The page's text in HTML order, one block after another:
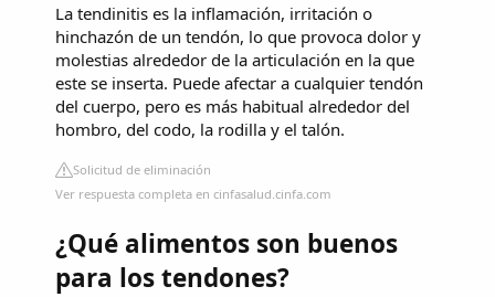
La tendinitis es la inflamación, irritación o
hinchazón de un tendón, lo que provoca dolor y
molestias alrededor de la articulación en la que
este se inserta. Puede afectar a cualquier tendón
del cuerpo, pero es más habitual alrededor del
hombro, del codo, la rodilla y el talón.
Solicitud de eliminación
Ver respuesta completa en cinfasalud.cinfa.com
¿Qué alimentos son buenos
para los tendones?